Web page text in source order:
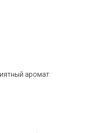
аромат.